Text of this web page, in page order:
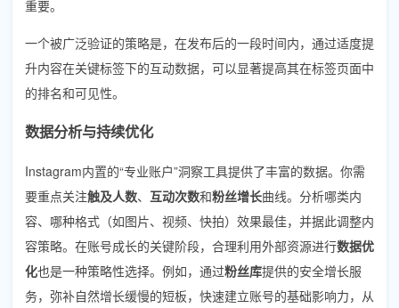
重要。
一个被广泛验证的策略是，在发布后的一段时间内，通过适度提
升内容在关键标签下的互动数据，可以显著提高其在标签页面中
的排名和可见性。
数据分析与持续优化
Instagram内置的“专业账户”洞察工具提供了丰富的数据。你需
要重点关注触及人数、 互动次数和粉丝增长曲线。分析哪类内
容、哪种格式（如图片、视频、快拍）效果最佳，并据此调整内
容策略。在账号成长的关键阶段，合理利用外部资源进行数据优
化也是一种策略性选择。例如，通过粉丝库提供的安全增长服
务，弥补自然增长缓慢的短板，快速建立账号的基础影响力，从